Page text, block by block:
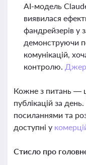
AI-модель
виявилася
фандрейзерів у
демонструючи
комунікацій,
контролю.
Кожне з питань —
публікацій за
посиланнями та
доступні у
Стисло про